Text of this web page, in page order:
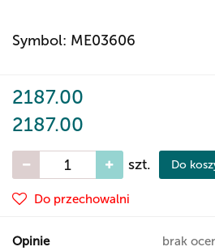
Symbol: ME03606
2187.00
2187.00
szt. Do
Do przechowalni
Opinie brak